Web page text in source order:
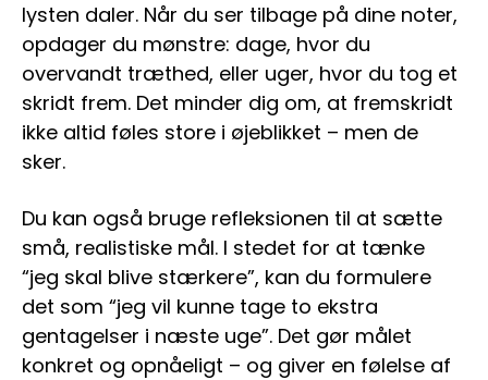
lysten daler. Når du ser tilbage på dine noter,
opdager du mønstre: dage, hvor du
overvandt træthed, eller uger, hvor du tog et
skridt frem. Det minder dig om, at fremskridt
ikke altid føles store i øjeblikket – men de
sker.
Du kan også bruge refleksionen til at sætte
små, realistiske mål. I stedet for at tænke
“jeg skal blive stærkere”, kan du formulere
det som “jeg vil kunne tage to ekstra
gentagelser i næste uge”. Det gør målet
konkret og opnåeligt – og giver en følelse af